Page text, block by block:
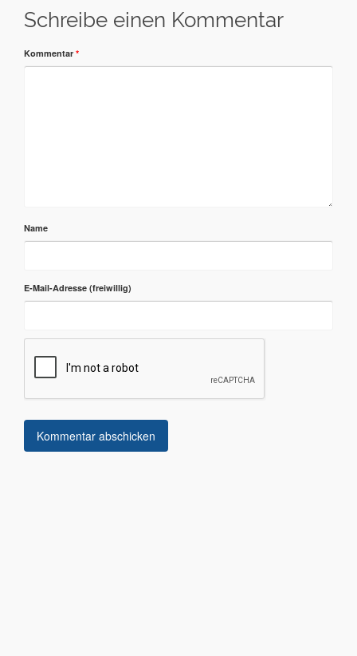
Schreibe einen Kommentar
Kommentar *
Name
E-Mail-Adresse